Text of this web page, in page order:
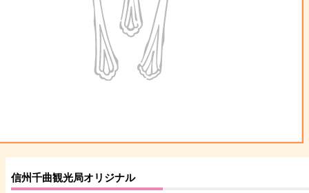
信州千曲観光局オリジナル